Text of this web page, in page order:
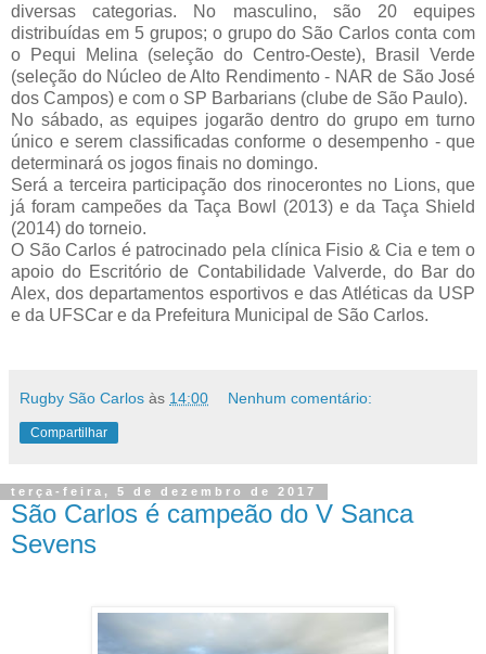
diversas categorias. No masculino, são 20 equipes
distribuídas em 5 grupos; o grupo do São Carlos conta com
o Pequi Melina (seleção do Centro-Oeste), Brasil Verde
(seleção do Núcleo de Alto Rendimento - NAR de São José
dos Campos) e com o SP Barbarians (clube de São Paulo).
No sábado, as equipes jogarão dentro do grupo em turno
único e serem classificadas conforme o desempenho - que
determinará os jogos finais no domingo.
Será a terceira participação dos rinocerontes no Lions, que
já foram campeões da Taça Bowl (2013) e da Taça Shield
(2014) do torneio.
O São Carlos é patrocinado pela clínica Fisio & Cia e tem o
apoio do Escritório de Contabilidade Valverde, do Bar do
Alex, dos departamentos esportivos e das Atléticas da USP
e da UFSCar e da Prefeitura Municipal de São Carlos.
Rugby São Carlos às 14:00 Nenhum comentário:
Compartilhar
terça-feira, 5 de dezembro de 2017
São Carlos é campeão do V Sanca
Sevens